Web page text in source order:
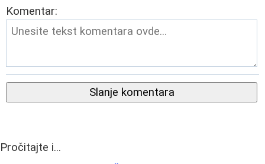
Komentar:
Slanje komentara
Pročitajte i...